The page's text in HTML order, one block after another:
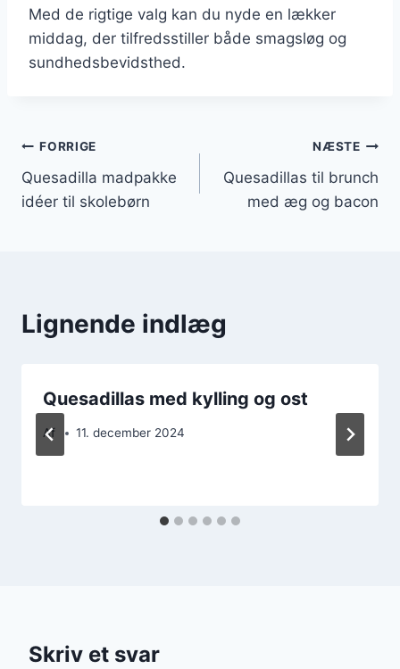
Med de rigtige valg kan du nyde en lækker
middag, der tilfredsstiller både smagsløg og
sundhedsbevidsthed.
Indlægsnavigation
FORRIGE
Quesadilla madpakke
idéer til skolebørn
NÆSTE
Quesadillas til brunch
med æg og bacon
Lignende indlæg
Quesadillas med kylling og ost
Af 11. december 2024
Skriv et svar